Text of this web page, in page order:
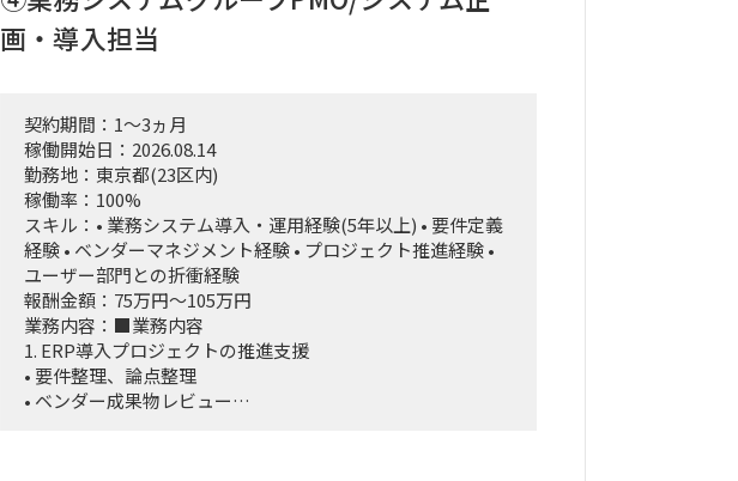
合と可視化で回る状態にする。
・様々な種類・量のデータをざっと紐解き、経営層が意思決
・この領域は依頼元組織の上位者含め「最低限の精度が担保
されればよい・AI化で工数削減」という合意があり、AI／BI
と相性が良い。1〜2ヶ月でガッツリ作り込み、担当が1人抜
けても成立する状態にしたい。
画・導入担当
契約期間：1～3ヵ月
稼働開始日：2026.08.14
勤務地：東京都(23区内)
稼働率：100%
スキル：• 業務システム導入・運用経験(5年以上) • 要件定義
経験 • ベンダーマネジメント経験 • プロジェクト推進経験 •
ユーザー部門との折衝経験
報酬金額：75万円～105万円
業務内容：■業務内容
1. ERP導入プロジェクトの推進支援
• 要件整理、論点整理
• ベンダー成果物レビュー